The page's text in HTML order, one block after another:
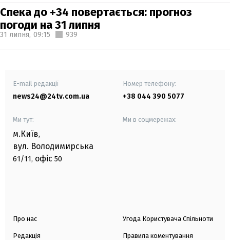
Спека до +34 повертається: прогноз
погоди на 31 липня
31 липня, 09:15 939
E-mail редакції
news24@24tv.com.ua
Номер телефону:
+38 044 390 5077
Ми тут:
м.Київ,
вул. Володимирська
61/11, офіс 50
Ми в соцмережах:
Про нас
Редакція
Угода Користувача Спільноти
Правила коментування